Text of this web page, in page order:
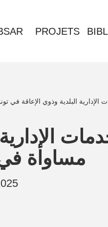
PROJETS
الإدارية البلدية وذوي الإعاقة
مساواة